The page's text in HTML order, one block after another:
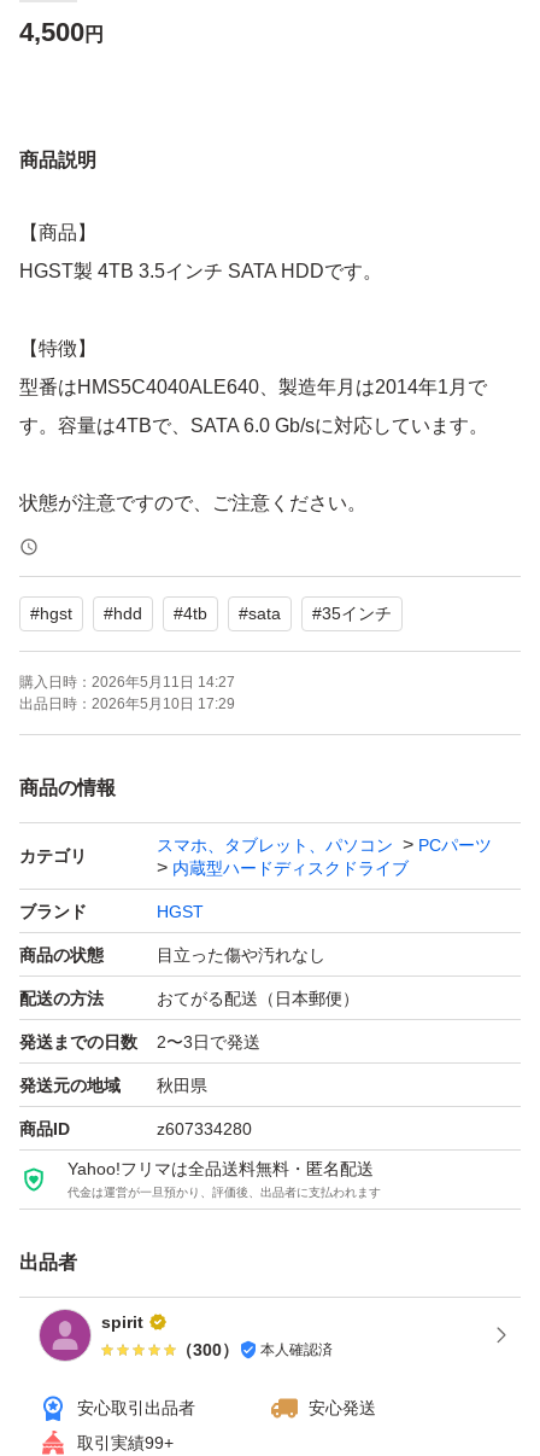
4,500円
商品説明
【商品】
HGST製 4TB 3.5インチ SATA HDDです。
【特徴】
型番はHMS5C4040ALE640、製造年月は2014年1月で
す。容量は4TBで、SATA 6.0 Gb/sに対応しています。
状態が注意ですので、ご注意ください。
【表記・型番】
P/N: OF19847
CAPACITY: 4TB
MLC: MPL580
FW: 580
TYPE: DK5SAF400
自己仕様していたコレクションの整理のため出品していま
す。フォーマット済みです。
#hgst #hdd #4tb #sata #35インチ
購入日時： 2026年5月11日 14:27
出品日時： 2026年5月10日 17:29
商品の情報
カテゴリ
スマホ、タブレット、パソコン
PCパーツ
内蔵型ハードディスクドライブ
ブランド HGST
商品の状態 目立った傷や汚れなし
配送の方法 おてがる配送（日本郵便）
発送までの日数 2〜3日で発送
発送元の地域 秋田県
商品ID z607334280
Yahoo!フリマは全品送料無料・匿名配送
代金は運営が一旦預かり、評価後、出品者に支払われます
出品者
spirit
（300） 本人確認済
安心取引出品者
安心発送
取引実績99+